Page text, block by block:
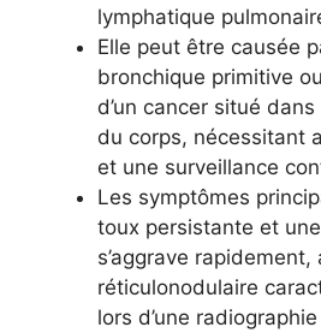
lymphatique
Elle peut être causée
bronchique primitive
d’un cancer situé
du corps, nécessitant
et une surveillance
Les symptômes
toux persistante et
s’aggrave rapidement,
réticulonodulaire
lors d’une